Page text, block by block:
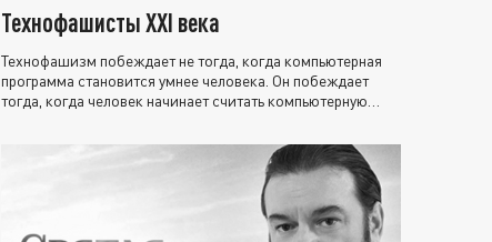
Технофашисты XXI века
Технофашизм побеждает не тогда, когда компьютерная
программа становится умнее человека. Он побеждает
тогда, когда человек начинает считать компьютерную